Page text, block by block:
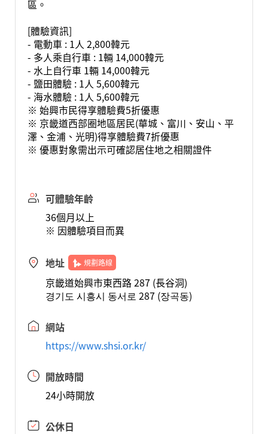
區。
[體驗資訊]
- 電動車 : 1人 2,800韓元
- 多人乘自行車 : 1輛 14,000韓元
- 水上自行車 1輛 14,000韓元
- 鹽田體驗 : 1人 5,600韓元
- 海水體驗 : 1人 5,600韓元
※ 始興市民得享體驗費5折優惠
※ 京畿道西部圈地區居民(華城、富川、安山、平
澤、金浦、光明)得享體驗費7折優惠
※ 優惠對象需出示可確認居住地之相關證件
可體驗年齡
36個月以上
※ 因體驗項目而異
地址 規劃路線
京畿道始興市東西路 287 (長谷洞)
경기도 시흥시 동서로 287 (장곡동)
網站
https://www.shsi.or.kr/
開放時間
24小時開放
公休日